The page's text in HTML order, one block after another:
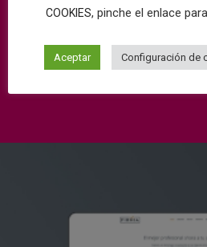
COOKIES, pinche el enlace
Aceptar Configuración de